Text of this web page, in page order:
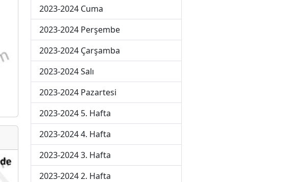
2023-2024 Cuma
2023-2024 Perşembe
2023-2024 Çarşamba
2023-2024 Salı
2023-2024 Pazartesi
2023-2024 5. Hafta
2023-2024 4. Hafta
2023-2024 3. Hafta
2023-2024 2. Hafta